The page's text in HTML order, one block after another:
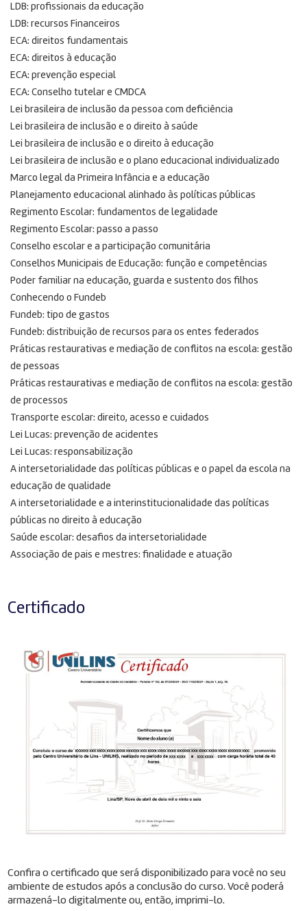
LDB: profissionais da educação
LDB: recursos Financeiros
ECA: direitos fundamentais
ECA: direitos à educação
ECA: prevenção especial
ECA: Conselho tutelar e CMDCA
Lei brasileira de inclusão da pessoa com deficiência
Lei brasileira de inclusão e o direito à saúde
Lei brasileira de inclusão e o direito à educação
Lei brasileira de inclusão e o plano educacional individualizado
Marco legal da Primeira Infância e a educação
Planejamento educacional alinhado às políticas públicas
Regimento Escolar: fundamentos de legalidade
Regimento Escolar: passo a passo
Conselho escolar e a participação comunitária
Conselhos Municipais de Educação: função e competências
Poder familiar na educação, guarda e sustento dos filhos
Conhecendo o Fundeb
Fundeb: tipo de gastos
Fundeb: distribuição de recursos para os entes federados
Práticas restaurativas e mediação de conflitos na escola: gestão
de pessoas
Práticas restaurativas e mediação de conflitos na escola: gestão
de processos
Transporte escolar: direito, acesso e cuidados
Lei Lucas: prevenção de acidentes
Lei Lucas: responsabilização
A intersetorialidade das políticas públicas e o papel da escola na
educação de qualidade
A intersetorialidade e a interinstitucionalidade das políticas
públicas no direito à educação
Saúde escolar: desafios da intersetorialidade
Associação de pais e mestres: finalidade e atuação
Certificado
Confira o certificado que será disponibilizado para você no seu
ambiente de estudos após a conclusão do curso. Você poderá
armazená-lo digitalmente ou, então, imprimi-lo.